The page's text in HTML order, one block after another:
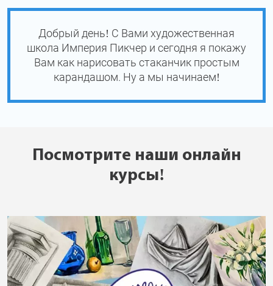
Добрый день! С Вами художественная
школа Империя Пикчер и сегодня я покажу
Вам как нарисовать стаканчик простым
карандашом. Ну а мы начинаем!
Посмотрите наши онлайн
курсы!